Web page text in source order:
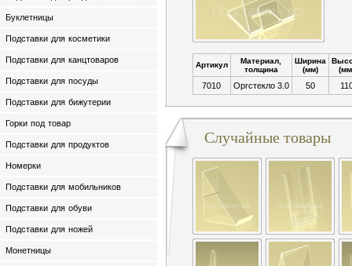
Буклетницы
Подставки для косметики
Подставки для канцтоваров
Подставки для посуды
Подставки для бижутерии
Горки под товар
Подставки для продуктов
Номерки
Подставки для мобильников
Подставки для обуви
Подставки для ножей
Монетницы
Артикул
Материал,
толщина
Ширина
(мм)
7010 Оргстекло 3.0 50
Случайные товары